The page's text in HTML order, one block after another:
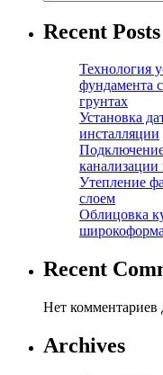
Recent Posts
Технология
фундамента
грунтах
Установка
инсталляции
канализации
Утепление
слоем
Облицовка
Recent
Нет комментариев
Archives